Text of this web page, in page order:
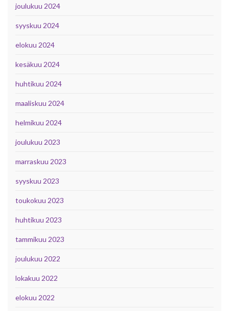
joulukuu 2024
syyskuu 2024
elokuu 2024
kesäkuu 2024
huhtikuu 2024
maaliskuu 2024
helmikuu 2024
joulukuu 2023
marraskuu 2023
syyskuu 2023
toukokuu 2023
huhtikuu 2023
tammikuu 2023
joulukuu 2022
lokakuu 2022
elokuu 2022